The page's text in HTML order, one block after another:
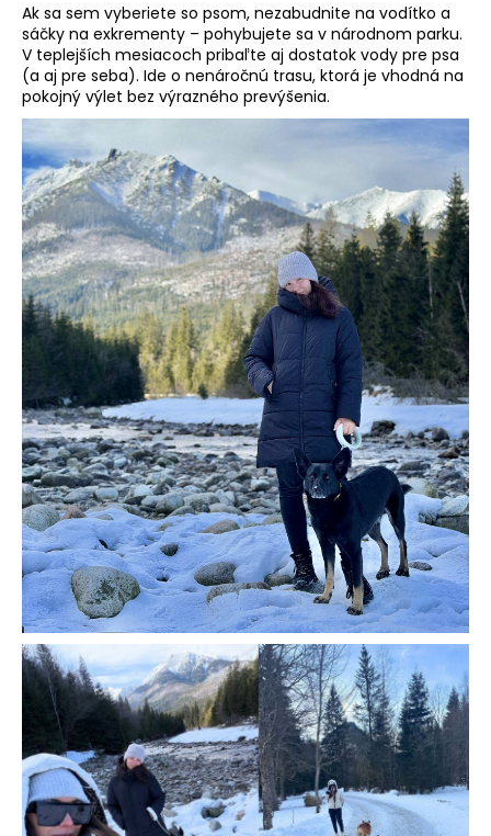
Ak sa sem vyberiete so psom, nezabudnite na vodítko a
sáčky na exkrementy – pohybujete sa v národnom parku.
V teplejších mesiacoch pribaľte aj dostatok vody pre psa
(a aj pre seba). Ide o nenáročnú trasu, ktorá je vhodná na
pokojný výlet bez výrazného prevýšenia.